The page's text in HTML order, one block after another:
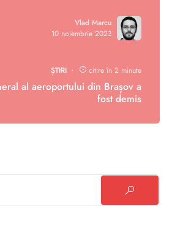
Vlad Marcu
10 noiembrie 2023
ȘTIRI citire în 2 minute
al aeroportului din Brașov a
fost demis